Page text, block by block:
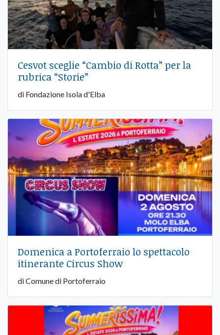
Cesvot sceglie “Cambio di Rotta” per la
rubrica “Storie”
di Fondazione Isola d'Elba
Domenica a Portoferraio lo spettacolo
itinerante Circus Show
di Comune di Portoferraio